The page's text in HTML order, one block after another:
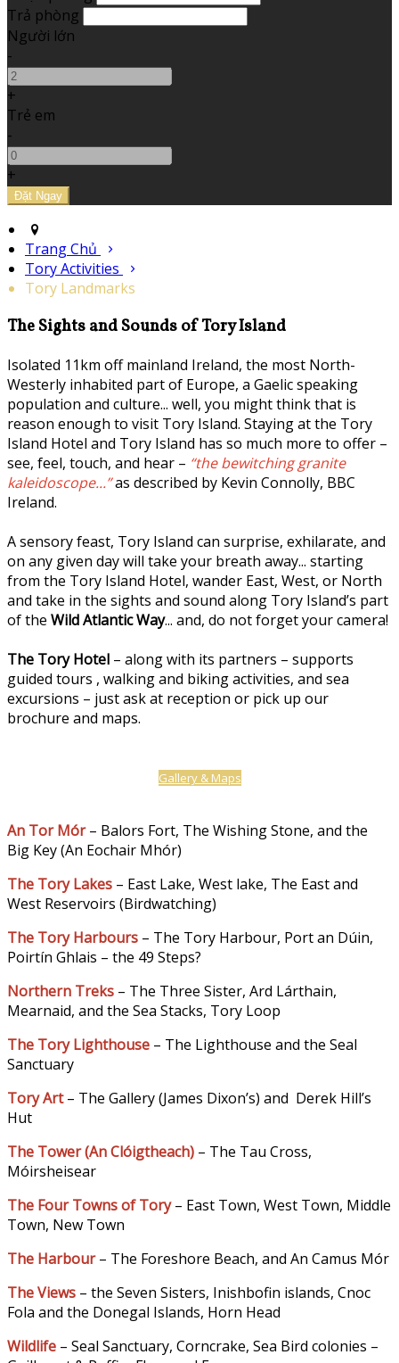
Trả phòng
Người lớn
-
+
Trẻ em
-
+
Trang Chủ
Tory Activities
Tory Landmarks
The Sights and Sounds of Tory Island
Isolated 11km off mainland Ireland, the most North-
Westerly inhabited part of Europe, a Gaelic speaking
population and culture... well, you might think that is
reason enough to visit Tory Island. Staying at the Tory
Island Hotel and Tory Island has so much more to offer –
see, feel, touch, and hear – “the bewitching granite
kaleidoscope...”as described by Kevin Connolly, BBC
Ireland.
A sensory feast, Tory Island can surprise, exhilarate, and
on any given day will take your breath away... starting
from the Tory Island Hotel, wander East, West, or North
and take in the sights and sound along Tory Island’s part
of the Wild Atlantic Way... and, do not forget your camera!
The Tory Hotel – along with its partners – supports
guided tours , walking and biking activities, and sea
excursions – just ask at reception or pick up our
brochure and maps.
Gallery & Maps
An Tor Mór – Balors Fort, The Wishing Stone, and the
Big Key (An Eochair Mhór)
The Tory Lakes – East Lake, West lake, The East and
West Reservoirs (Birdwatching)
The Tory Harbours – The Tory Harbour, Port an Dúin,
Poirtín Ghlais – the 49 Steps?
Northern Treks – The Three Sister, Ard Lárthain,
Mearnaid, and the Sea Stacks, Tory Loop
The Tory Lighthouse – The Lighthouse and the Seal
Sanctuary
Tory Art – The Gallery (James Dixon’s) and Derek Hill’s
Hut
The Tower (An Clóigtheach) – The Tau Cross,
Móirsheisear
The Four Towns of Tory – East Town, West Town, Middle
Town, New Town
The Harbour – The Foreshore Beach, and An Camus Mór
The Views – the Seven Sisters, Inishbofin islands, Cnoc
Fola and the Donegal Islands, Horn Head
Wildlife – Seal Sanctuary, Corncrake, Sea Bird colonies –